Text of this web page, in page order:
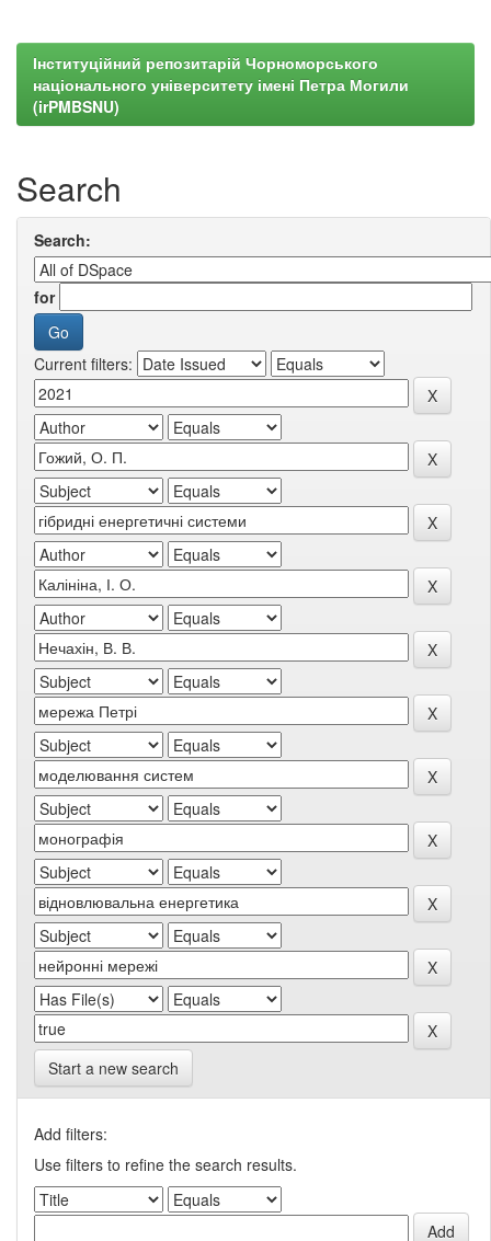
Інституційний репозитарій Чорноморського
національного університету імені Петра Могили
(irPMBSNU)
Search
Search:
for
Current filters:
Start a new search
Add filters:
Use filters to refine the search results.